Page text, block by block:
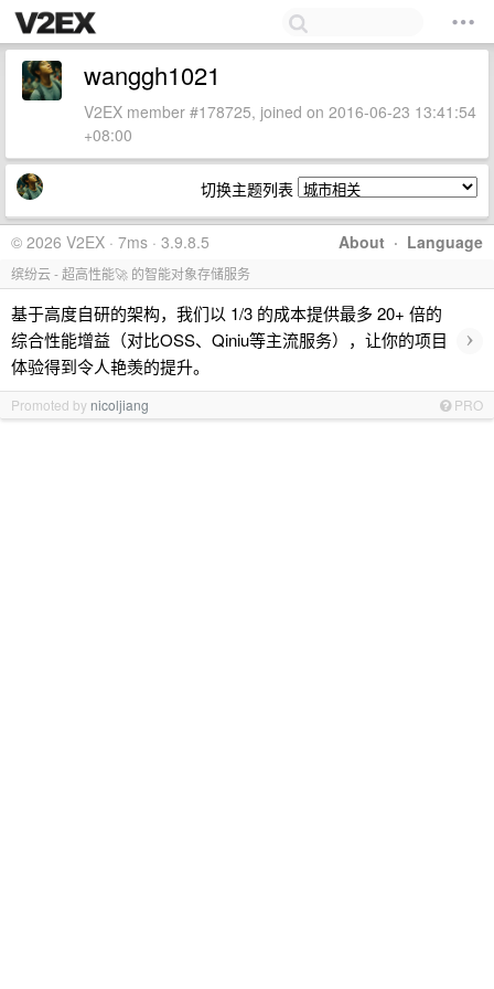
wanggh1021
V2EX member #178725, joined on 2016-06-23 13:41:54
+08:00
切换主题列表
About · Language
© 2026 V2EX · 7ms · 3.9.8.5
缤纷云 - 超高性能🚀 的智能对象存储服务
基于高度自研的架构，我们以 1/3 的成本提供最多 20+ 倍的
综合性能增益（对比OSS、Qiniu等主流服务），让你的项目
体验得到令人艳羡的提升。
›
Promoted by nicoljiang PRO